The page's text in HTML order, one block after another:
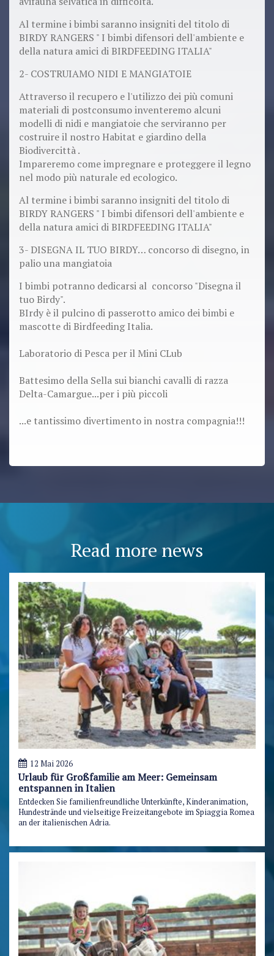
Al termine i bimbi saranno insigniti del titolo di
BIRDY RANGERS " I bimbi difensori dell'ambiente e
della natura amici di BIRDFEEDING ITALIA"
2- COSTRUIAMO NIDI E MANGIATOIE
Attraverso il recupero e l'utilizzo dei più comuni
materiali di postconsumo inventeremo alcuni
modelli di nidi e mangiatoie che serviranno per
costruire il nostro Habitat e giardino della
Biodivercittà .
Impareremo come impregnare e proteggere il legno
nel modo più naturale ed ecologico.
Al termine i bimbi saranno insigniti del titolo di
BIRDY RANGERS " I bimbi difensori dell'ambiente e
della natura amici di BIRDFEEDING ITALIA"
3- DISEGNA IL TUO BIRDY… concorso di disegno, in
palio una mangiatoia
I bimbi potranno dedicarsi al concorso "Disegna il
tuo Birdy".
BIrdy è il pulcino di passerotto amico dei bimbi e
mascotte di Birdfeeding Italia.
Laboratorio di Pesca per il Mini CLub
Battesimo della Sella sui bianchi cavalli di razza
Delta-Camargue...per i più piccoli
...e tantissimo divertimento in nostra compagnia!!!
Read more news
12 Mai 2026
Urlaub für Großfamilie am Meer: Gemeinsam
entspannen in Italien
Entdecken Sie familienfreundliche Unterkünfte, Kinderanimation,
Hundestrände und vielseitige Freizeitangebote im Spiaggia Romea
an der italienischen Adria.